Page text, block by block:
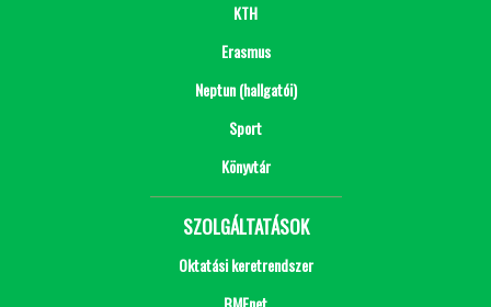
KTH
Erasmus
Neptun (hallgatói)
Sport
Könyvtár
SZOLGÁLTATÁSOK
Oktatási keretrendszer